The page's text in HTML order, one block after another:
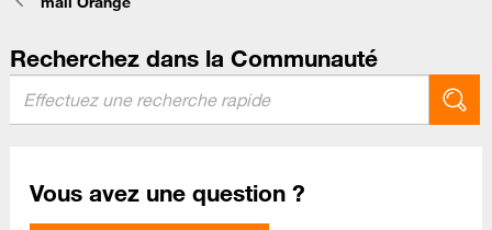
Recherchez dans la Communauté
Vous avez une question ?